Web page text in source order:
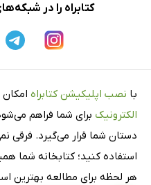
کتابراه را در
با نصب اپلیکیشن کتابراه
الکترونیک برای شما فراهم
دستان شما قرار می‌گیرد. فرقی
استفاده کنید؛ کتابخانه شما
هر لحظه برای مطالعه بهترین